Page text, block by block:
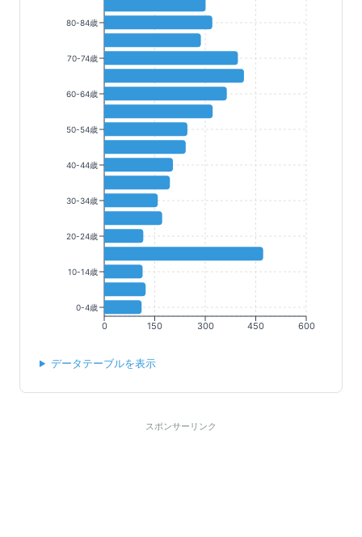
0 150 300 450 600
80-84歳
70-74歳
60-64歳
50-54歳
40-44歳
30-34歳
20-24歳
10-14歳
0-4歳
データテーブルを表示
スポンサーリンク